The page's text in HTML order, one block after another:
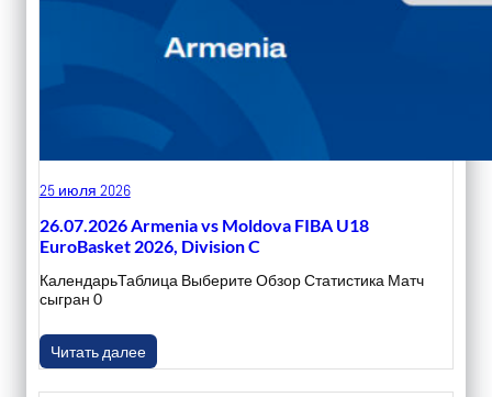
25 июля 2026
26.07.2026 Armenia vs Moldova FIBA U18
EuroBasket 2026, Division C
КалендарьТаблица Выберите Обзор Статистика Матч
сыгран 0
Читать далее